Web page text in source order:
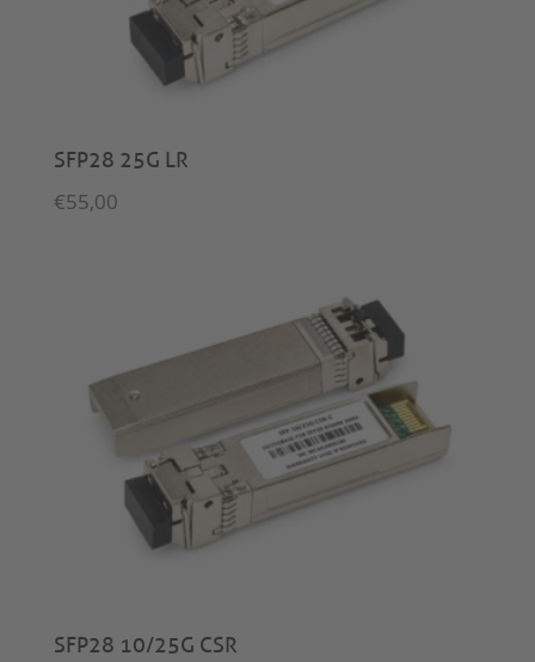
SFP28 25G LR
€55,00
SFP28 10/25G CSR